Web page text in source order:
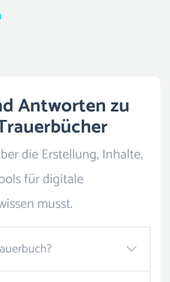
Rabatt
Antworten zu
die Erstellung, Inhalte,
für digitale
musst.